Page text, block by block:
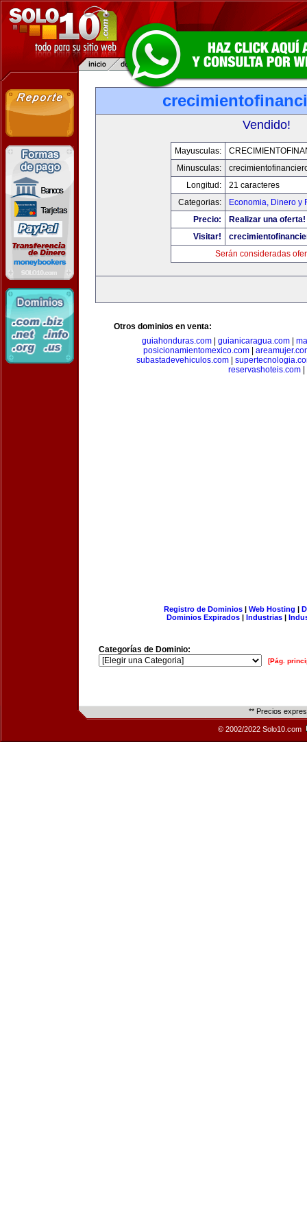
Vendido!
Mayusculas:
Minusculas:
Longitud:
21 caracteres
Categorias:
Economia, Dinero y
Precio:
Realizar una oferta!
Visitar!
Serán consideradas
Otros dominios en venta:
guiahonduras.com| guianicaragua.com|
posicionamientomexico.com
subastadevehiculos.com
reservashoteis.com
Registro de Dominios| Web Hosting |
Dominios Expirados | Industrias |
Categorías de Dominio:
[Pág.
** Precios
© 2002/2022 Solo10.com